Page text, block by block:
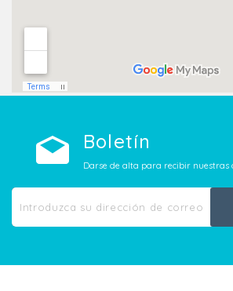
Boletín
Darse de alta para recibir nuestras